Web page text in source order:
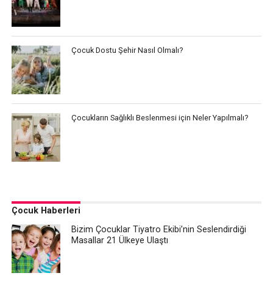
Çocuk Dostu Şehir Nasıl Olmalı?
Çocukların Sağlıklı Beslenmesi için Neler Yapılmalı?
Çocuk Haberleri
Bizim Çocuklar Tiyatro Ekibi’nin Seslendirdiği
Masallar 21 Ülkeye Ulaştı